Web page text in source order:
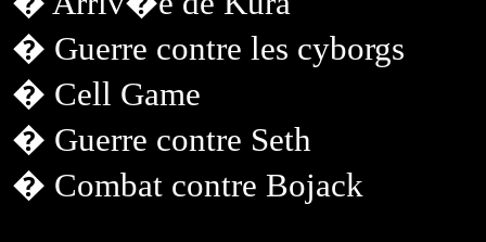
� Guerre contre les cyborgs
� Cell Game
� Guerre contre Seth
� Combat contre Bojack